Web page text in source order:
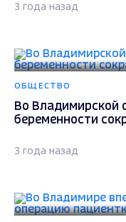
3 года назад
ОБЩЕСТВО
Во Владимирской
беременности
3 года назад